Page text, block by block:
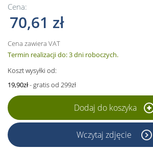
Cena:
70,61 zł
Cena zawiera VAT
Termin realizacji do: 3 dni roboczych.
Koszt wysyłki od:
19,90zł- gratis od 299zł
Dodaj do koszyka
Wczytaj zdjęcie